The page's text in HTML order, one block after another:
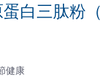
白三肽粉（
健康